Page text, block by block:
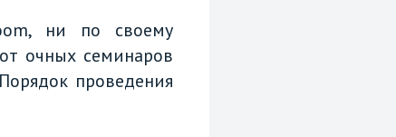
ни по своему
очных семинаров
проведения